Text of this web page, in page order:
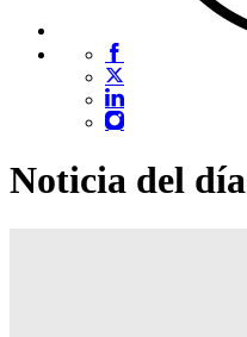
Noticia del día